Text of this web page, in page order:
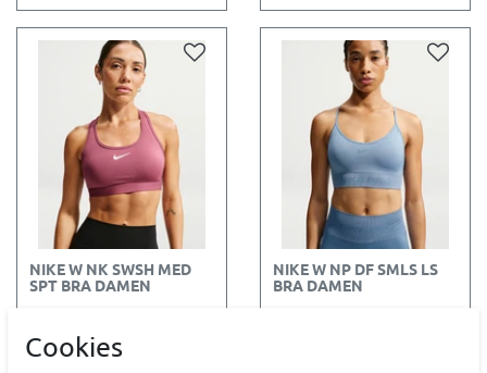
NIKE W NK SWSH MED
SPT BRA DAMEN
NIKE W NP DF SMLS LS
BRA DAMEN
Cookies